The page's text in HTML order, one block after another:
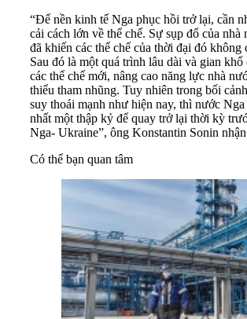
“Để nền kinh tế Nga phục hồi trở lại, cần
cải cách lớn về thể chế. Sự sụp đổ của
đã khiến các thể chế của thời đại đó không
Sau đó là một quá trình lâu dài và gian
các thể chế mới, nâng cao năng lực nhà
thiểu tham nhũng. Tuy nhiên trong bối
suy thoái mạnh như hiện nay, thì nước Nga
nhất một thập kỷ để quay trở lại thời kỳ
Nga- Ukraine”, ông Konstantin Sonin
Có thể bạn quan tâm